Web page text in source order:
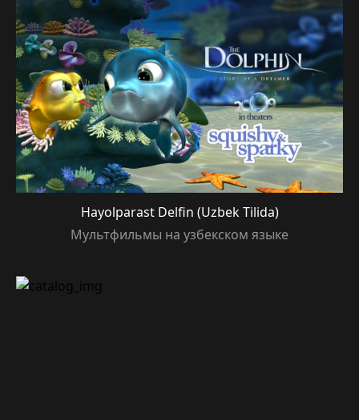
Hayolparast Delfin (Uzbek Tilida)
Мультфильмы на узбекском языке